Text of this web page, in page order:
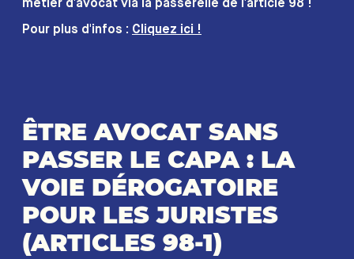
métier d'avocat via la passerelle de l'article 98 !
Pour plus d'infos : Cliquez ici !
ÊTRE AVOCAT SANS
PASSER LE CAPA : LA
VOIE DÉROGATOIRE
POUR LES JURISTES
(ARTICLES 98-1)